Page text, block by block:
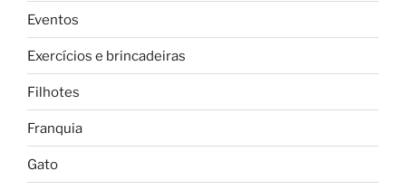
Eventos
Exercícios e brincadeiras
Filhotes
Franquia
Gato